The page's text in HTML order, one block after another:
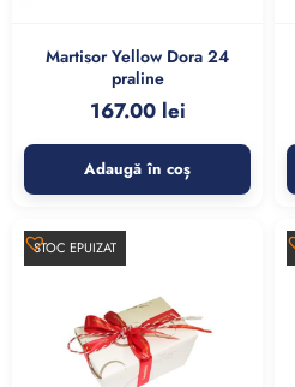
Martisor Yellow Dora 24
praline
167.00 lei
Adaugă în coș
STOC EPUIZAT